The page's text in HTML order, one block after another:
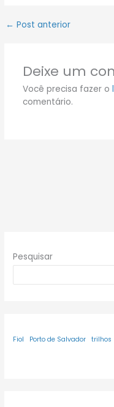
← Post anterior
Deixe um
Você precisa fazer o
comentário.
Pesquisar
Fiol Porto de Salvador trilhos